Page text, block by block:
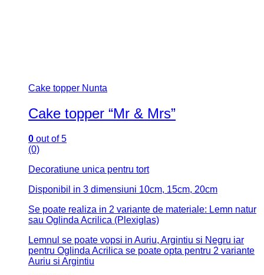
Cake topper Nunta
Cake topper “Mr & Mrs”
0 out of 5
(0)
Decoratiune unica pentru tort
Disponibil in 3 dimensiuni 10cm, 15cm, 20cm
Se poate realiza in 2 variante de materiale: Lemn natur
sau Oglinda Acrilica (Plexiglas)
Lemnul se poate vopsi in Auriu, Argintiu si Negru iar
pentru Oglinda Acrilica se poate opta pentru 2 variante
Auriu si Argintiu